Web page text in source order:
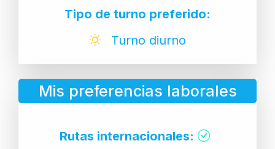
Tipo de turno preferido:
Turno diurno
Mis preferencias laborales
Rutas internacionales: